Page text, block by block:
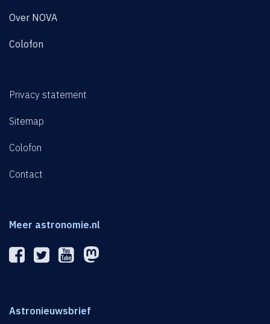
Over NOVA
Colofon
Privacy statement
Sitemap
Colofon
Contact
Meer astronomie.nl
Astronieuwsbrief